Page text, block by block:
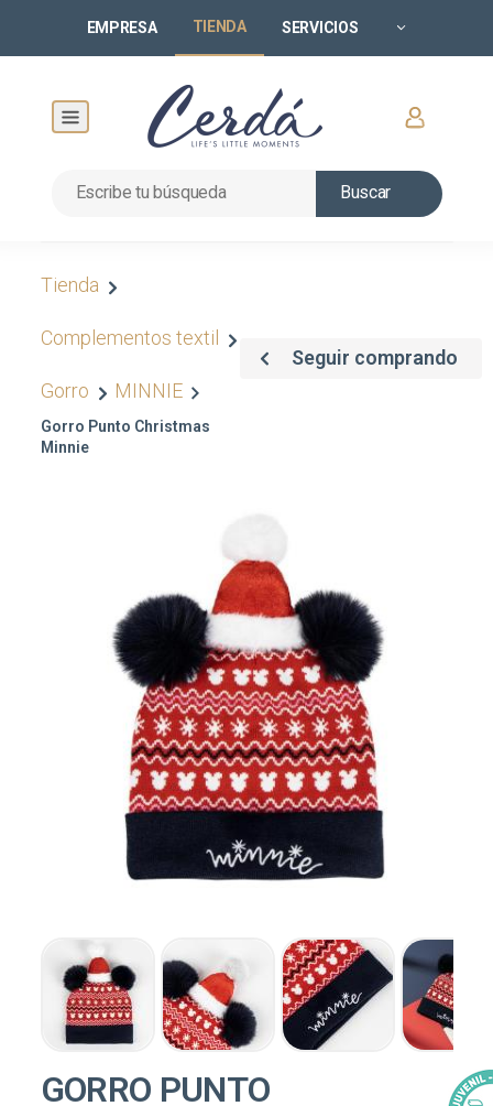
EMPRESA TIENDA SERVICIOS
Buscar
Tienda
Complementos textil
Gorro MINNIE
Gorro Punto Christmas
Minnie
Seguir comprando
GORRO PUNTO